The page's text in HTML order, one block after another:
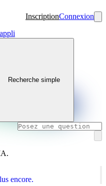
InscriptionConnexion
Recherche simple
encore.